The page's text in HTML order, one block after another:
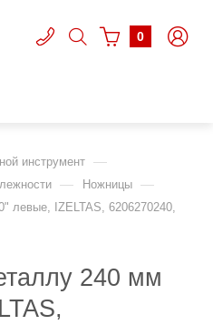
0
инструмент —
— Ножницы —
левые, IZELTAS, 6206270240,
240 мм